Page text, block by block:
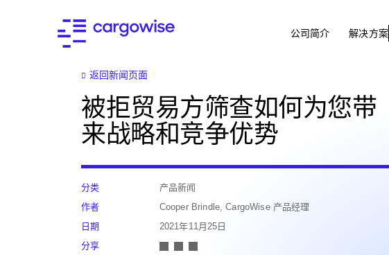
公司简介 解决方案
返回新闻页面
被拒贸易方筛查如何为您带
来战略和竞争优势
分类
产品新闻
作者
Cooper Brindle, CargoWise 产品经理
日期
2021年11月25日
分享